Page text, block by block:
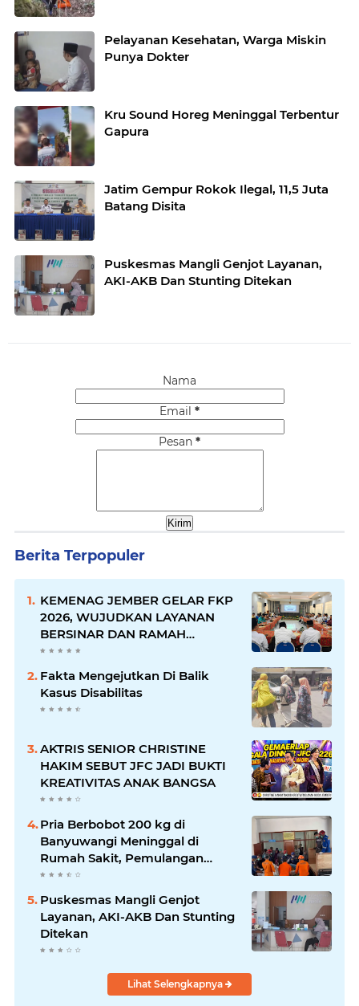
Pelayanan Kesehatan, Warga Miskin
Punya Dokter
Kru Sound Horeg Meninggal Terbentur
Gapura
Jatim Gempur Rokok Ilegal, 11,5 Juta
Batang Disita
Puskesmas Mangli Genjot Layanan,
AKI-AKB Dan Stunting Ditekan
Nama
Email *
Pesan *
Berita Terpopuler
KEMENAG JEMBER GELAR FKP
2026, WUJUDKAN LAYANAN
BERSINAR DAN RAMAH
DISABILITAS
Fakta Mengejutkan Di Balik
Kasus Disabilitas
AKTRIS SENIOR CHRISTINE
HAKIM SEBUT JFC JADI BUKTI
KREATIVITAS ANAK BANGSA
Pria Berbobot 200 kg di
Banyuwangi Meninggal di
Rumah Sakit, Pemulangan
Dibantu Damkar dan Basarnas
Puskesmas Mangli Genjot
Layanan, AKI-AKB Dan Stunting
Ditekan
Lihat Selengkapnya